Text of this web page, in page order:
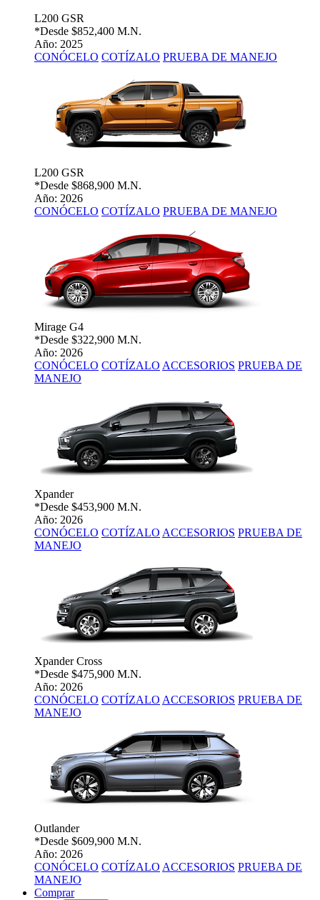
L200 GSR
*Desde $852,400 M.N.
Año: 2025
CONÓCELO COTÍZALO PRUEBA DE MANEJO
L200 GSR
*Desde $868,900 M.N.
Año: 2026
CONÓCELO COTÍZALO PRUEBA DE MANEJO
Mirage G4
*Desde $322,900 M.N.
Año: 2026
CONÓCELO COTÍZALO ACCESORIOS PRUEBA DE
MANEJO
Xpander
*Desde $453,900 M.N.
Año: 2026
CONÓCELO COTÍZALO ACCESORIOS PRUEBA DE
MANEJO
Xpander Cross
*Desde $475,900 M.N.
Año: 2026
CONÓCELO COTÍZALO ACCESORIOS PRUEBA DE
MANEJO
Outlander
*Desde $609,900 M.N.
Año: 2026
CONÓCELO COTÍZALO ACCESORIOS PRUEBA DE
MANEJO
Comprar